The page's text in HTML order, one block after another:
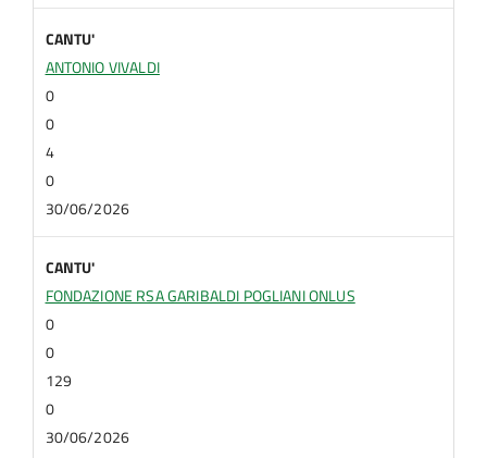
CANTU'
ANTONIO VIVALDI
0
0
4
0
30/06/2026
CANTU'
FONDAZIONE RSA GARIBALDI POGLIANI ONLUS
0
0
129
0
30/06/2026